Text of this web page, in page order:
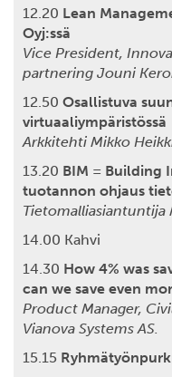
12.20 Lean
Oyj:ssä
Vice President,
partnering Jouni
12.50 Osallistuva
virtuaaliympäristössä
Arkkitehti Mikko
13.20 BIM = Building
tuotannon ohjaus
Tietomalliasiantuntija
14.00 Kahvi
14.30 How 4% was
can we save even
Product Manager,
Vianova Systems AS.
15.15